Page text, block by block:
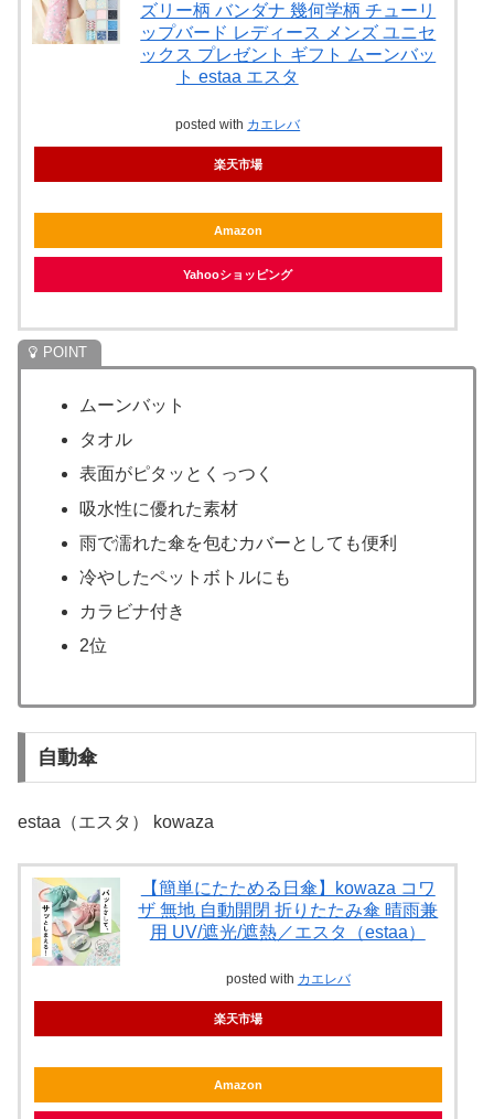
ズリー柄 バンダナ 幾何学柄 チューリ
ップバード レディース メンズ ユニセ
ックス プレゼント ギフト ムーンバッ
ト estaa エスタ
posted with カエレバ
楽天市場
Amazon
Yahooショッピング
ムーンバット
タオル
表面がピタッとくっつく
吸水性に優れた素材
雨で濡れた傘を包むカバーとしても便利
冷やしたペットボトルにも
カラビナ付き
2位
自動傘
estaa（エスタ） kowaza
【簡単にたためる日傘】kowaza コワ
ザ 無地 自動開閉 折りたたみ傘 晴雨兼
用 UV/遮光/遮熱／エスタ（estaa）
posted with カエレバ
楽天市場
Amazon